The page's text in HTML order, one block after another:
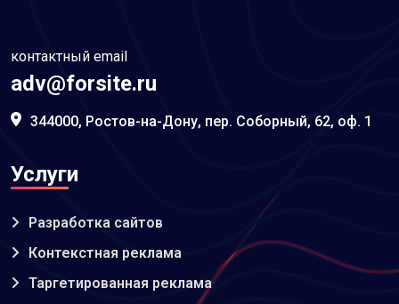
контактный email
adv@forsite.ru
344000, Ростов-на-Дону, пер. Соборный, 62, оф. 1
Услуги
Разработка сайтов
Контекстная реклама
Таргетированная реклама